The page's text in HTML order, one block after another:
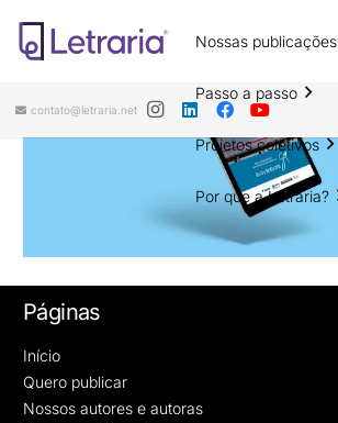
Nossas publicações
Passo a passo
Projetos coletivos
Por que a Letraria?
contato@letraria.net
Páginas
Início
Quero publicar
Nossos autores e autoras